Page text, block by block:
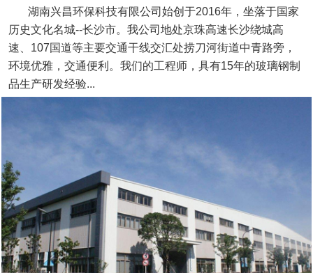
湖南兴昌环保科技有限公司始创于2016年，坐落于国家
历史文化名城--长沙市。我公司地处京珠高速长沙绕城高
速、107国道等主要交通干线交汇处捞刀河街道中青路旁，
环境优雅，交通便利。我们的工程师，具有15年的玻璃钢制
品生产研发经验...